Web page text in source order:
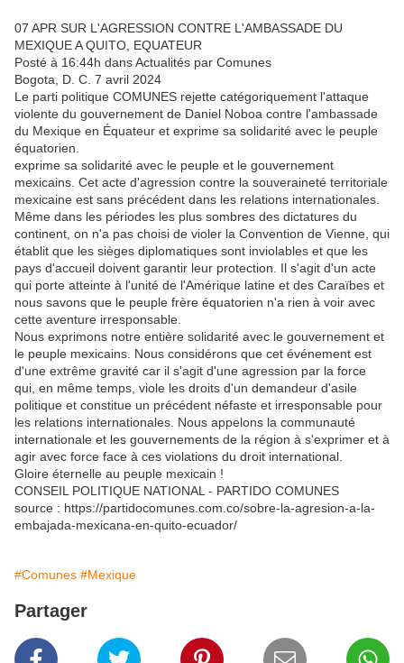
07 APR SUR L'AGRESSION CONTRE L'AMBASSADE DU
MEXIQUE A QUITO, EQUATEUR
Posté à 16:44h dans Actualités par Comunes
Bogota, D. C. 7 avril 2024
Le parti politique COMUNES rejette catégoriquement l'attaque
violente du gouvernement de Daniel Noboa contre l'ambassade
du Mexique en Équateur et exprime sa solidarité avec le peuple
équatorien.
exprime sa solidarité avec le peuple et le gouvernement
mexicains. Cet acte d'agression contre la souveraineté territoriale
mexicaine est sans précédent dans les relations internationales.
Même dans les périodes les plus sombres des dictatures du
continent, on n'a pas choisi de violer la Convention de Vienne, qui
établit que les sièges diplomatiques sont inviolables et que les
pays d'accueil doivent garantir leur protection. Il s'agit d'un acte
qui porte atteinte à l'unité de l'Amérique latine et des Caraïbes et
nous savons que le peuple frère équatorien n'a rien à voir avec
cette aventure irresponsable.
Nous exprimons notre entière solidarité avec le gouvernement et
le peuple mexicains. Nous considérons que cet événement est
d'une extrême gravité car il s'agit d'une agression par la force
qui, en même temps, viole les droits d'un demandeur d'asile
politique et constitue un précédent néfaste et irresponsable pour
les relations internationales. Nous appelons la communauté
internationale et les gouvernements de la région à s'exprimer et à
agir avec force face à ces violations du droit international.
Gloire éternelle au peuple mexicain !
CONSEIL POLITIQUE NATIONAL - PARTIDO COMUNES
source : https://partidocomunes.com.co/sobre-la-agresion-a-la-
embajada-mexicana-en-quito-ecuador/
#Comunes #Mexique
Partager